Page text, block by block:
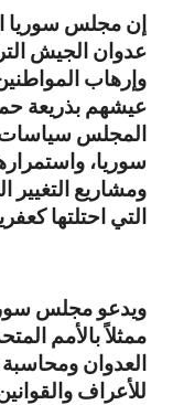
إن مجلس سوريا
عدوان الجيش
وإرهاب
عيشهم بذريعة
المجلس سياسات
سوريا،
ومشاريع التغيير
التي احتلتها
ويدعو مجلس
ممثلاً بالأمم
العدوان
للأعراف